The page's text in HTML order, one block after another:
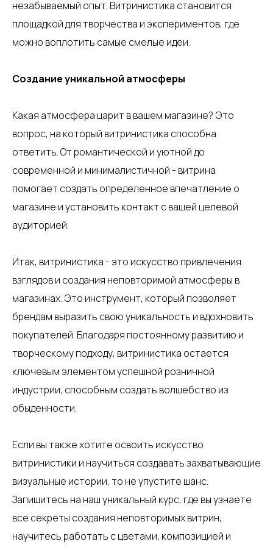
незабываемый опыт. Витринистика становится
площадкой для творчества и экспериментов, где
можно воплотить самые смелые идеи.
Создание уникальной атмосферы
Какая атмосфера царит в вашем магазине? Это
вопрос, на который витринистика способна
ответить. От романтической и уютной до
современной и минималистичной - витрина
помогает создать определенное впечатление о
магазине и установить контакт с вашей целевой
аудиторией.
Итак, витринистика - это искусство привлечения
взглядов и создания неповторимой атмосферы в
магазинах. Это инструмент, который позволяет
брендам выразить свою уникальность и вдохновить
покупателей. Благодаря постоянному развитию и
творческому подходу, витринистика остается
ключевым элементом успешной розничной
индустрии, способным создать волшебство из
обыденности.
Если вы также хотите освоить искусство
витринистики и научиться создавать захватывающие
визуальные истории, то не упустите шанс.
Запишитесь на наш уникальный курс, где вы узнаете
все секреты создания неповторимых витрин,
научитесь работать с цветами, композицией и